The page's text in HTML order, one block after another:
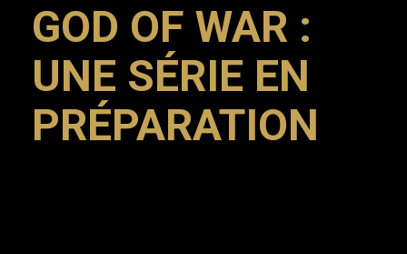
GOD OF WAR :
UNE SÉRIE EN
PRÉPARATION